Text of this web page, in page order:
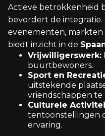
Actieve betrokkenheid
bevordert de integratie.
evenementen,
biedt inzicht in de
Vrijwilligerswerk:
buurtbewoners.
Sport en
uitstekende
vriendschappen te
Culturele
tentoonstellingen
ervaring.